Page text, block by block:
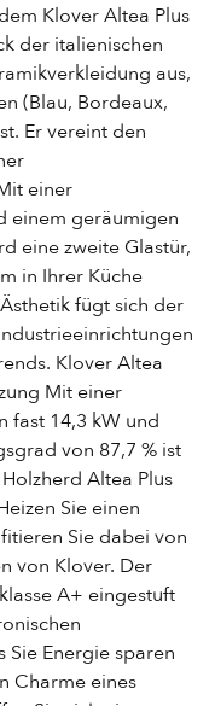
Klover Altea Plus
der italienischen
aus,
(Blau, Bordeaux,
Er vereint den
einer
einem geräumigen
eine zweite Glastür,
in Ihrer Küche
fügt sich der
Klover Altea
Mit einer
fast 14,3 kW und
von 87,7 % ist
Altea Plus
Sie einen
Sie dabei von
von Klover. Der
A+ eingestuft
Sie Energie sparen
Charme eines